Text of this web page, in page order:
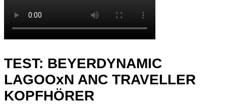
TEST: BEYERDYNAMIC
LAGOOxN ANC TRAVELLER
KOPFHÖRER